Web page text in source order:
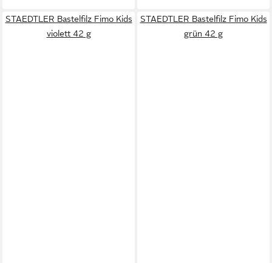
STAEDTLER Bastelfilz Fimo Kids
violett 42 g
STAEDTLER Bastelfilz Fimo Kids
grün 42 g